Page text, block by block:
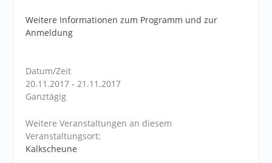
Weitere Informationen zum Programm und zur
Anmeldung
Datum/Zeit
20.11.2017 - 21.11.2017
Ganztägig
Weitere Veranstaltungen an diesem
Veranstaltungsort:
Kalkscheune